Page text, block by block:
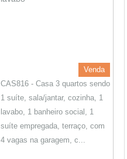
Venda
CAS816 - Casa 3 quartos sendo
1 suíte, sala/jantar, cozinha, 1
lavabo, 1 banheiro social, 1
suíte empregada, terraço, com
4 vagas na garagem, c...